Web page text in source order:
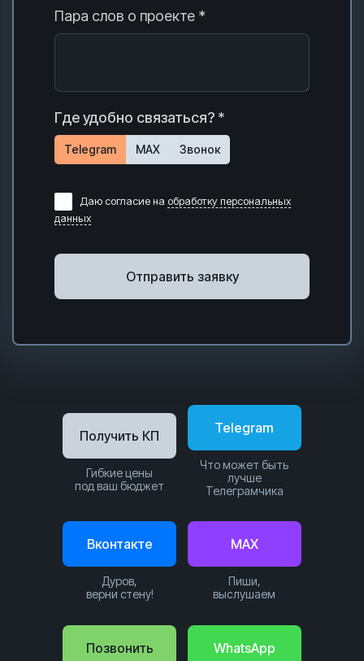
Пара слов о проекте *
Где удобно связаться? *
Telegram MAX Звонок
Даю согласие на обработку персональных
данных
Отправить заявку
Позвонить WhatsApp
Telegram
Что может быть
лучше
Телеграмчика
Вконтакте
Дуров,
верни стену!
Получить КП
Гибкие цены
под ваш бюджет
MAX
Пиши,
выслушаем